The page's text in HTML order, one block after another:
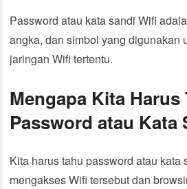
Password atau kata sandi Wifi
angka, dan simbol yang digunakan
jaringan Wifi tertentu.
Mengapa Kita Harus
Password atau Kata
Kita harus tahu password atau kata
mengakses Wifi tersebut dan